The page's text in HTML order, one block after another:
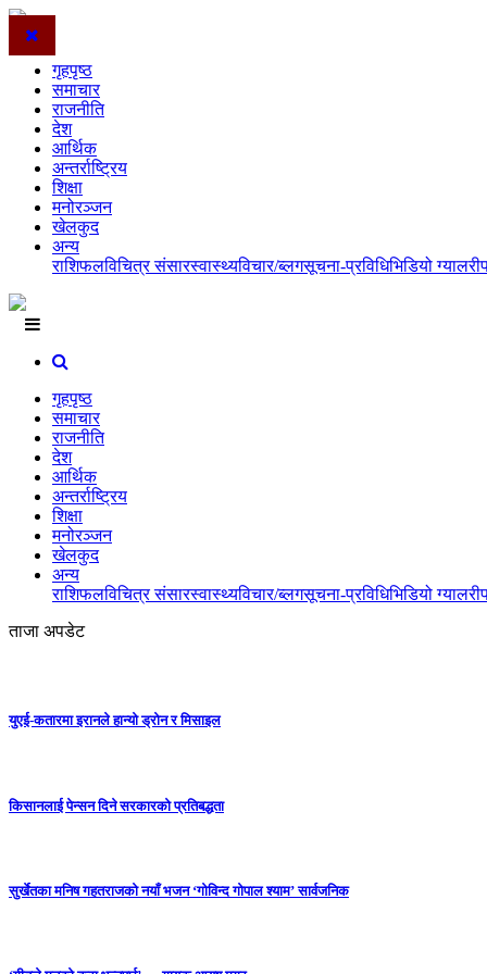
गृहपृष्ठ
समाचार
राजनीति
देश
आर्थिक
अन्तर्राष्ट्रिय
शिक्षा
मनोरञ्जन
खेलकुद
अन्य
राशिफलविचित्र संसारस्वास्थ्यविचार/ब्लगसूचना-प्रविधिभिडियो ग्यालरी
गृहपृष्ठ
समाचार
राजनीति
देश
आर्थिक
अन्तर्राष्ट्रिय
शिक्षा
मनोरञ्जन
खेलकुद
अन्य
राशिफलविचित्र संसारस्वास्थ्यविचार/ब्लगसूचना-प्रविधिभिडियो ग्यालरी
ताजा अपडेट
युएई-कतारमा इरानले हान्यो ड्रोन र मिसाइल
किसानलाई पेन्सन दिने सरकारको प्रतिबद्धता
सुर्खेतका मनिष गहतराजको नयाँ भजन ‘गोविन्द गोपाल श्याम’ सार्वजनिक